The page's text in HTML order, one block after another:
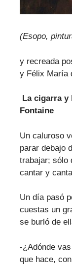
(Esopo,
y recreada
y Félix María
La cigarra y
Fontaine
Un caluroso
parar debajo
trabajar; sólo
cantar y
Un día pasó
cuestas un
se burló de
-¿Adónde
que hace,